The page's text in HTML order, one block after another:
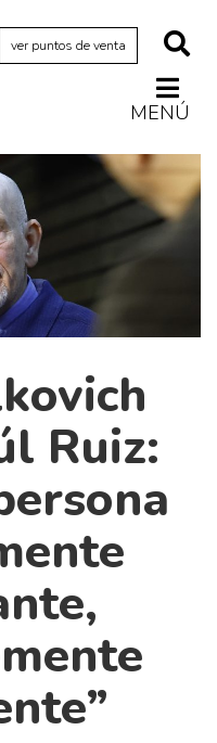
ver puntos de venta
MENÚ
Ruiz: